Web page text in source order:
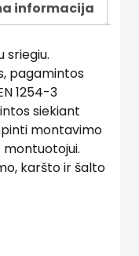
informacija
sriegiu.
pagamintos
1254-3
siekiant
montavimo
karšto ir šalto